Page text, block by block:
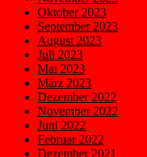
Oktober 2023
September 2023
August 2023
Juli 2023
Mai 2023
März 2023
Dezember 2022
November 2022
Juni 2022
Februar 2022
Dezember 2021